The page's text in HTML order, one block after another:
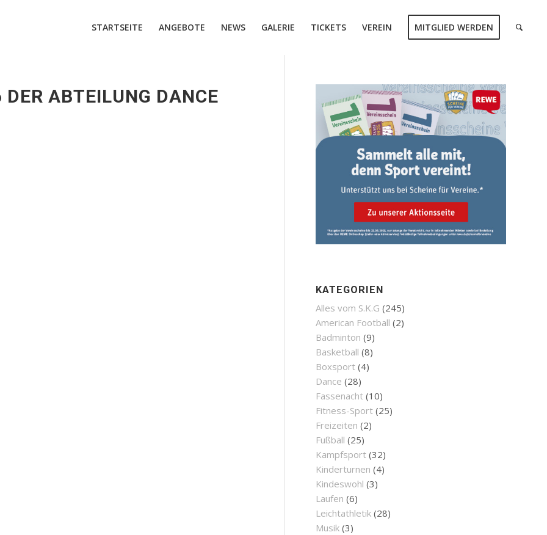
STARTSEITE ANGEBOTE NEWS GALERIE TICKETS VEREIN MITGLIED WERDEN
ABTEILUNG DANCE
KATEGORIEN
Alles vom S.K.G (245)
American Football (2)
Badminton (9)
Basketball (8)
Boxsport (4)
Dance (28)
Fassenacht (10)
Fitness-Sport (25)
Freizeiten (2)
Fußball (25)
Kampfsport (32)
Kinderturnen (4)
Kindeswohl (3)
Laufen (6)
Leichtathletik (28)
Musik (3)